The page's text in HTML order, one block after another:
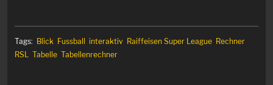
Tags: Blick Fussball interaktiv Raiffeisen Super League Rechner
RSL
Tabelle Tabellenrechner